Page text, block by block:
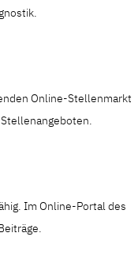
Online-Stellenmarkt
Im Online-Portal des